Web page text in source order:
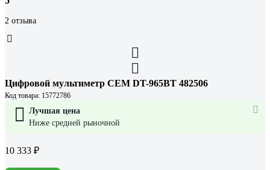
2 отзыва
Цифровой мультиметр СЕМ DT-965BT 482506
Код товара: 15772786
Лучшая цена
Ниже средней рыночной
10 333 ₽